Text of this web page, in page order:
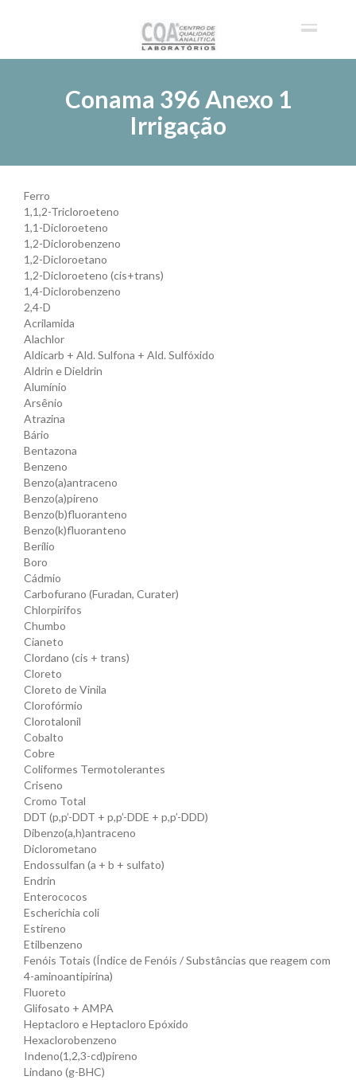
Conama 396 Anexo 1
Irrigação
Ferro
1,1,2-Tricloroeteno
1,1-Dicloroeteno
1,2-Diclorobenzeno
1,2-Dicloroetano
1,2-Dicloroeteno (cis+trans)
1,4-Diclorobenzeno
2,4-D
Acrilamida
Alachlor
Aldicarb + Ald. Sulfona + Ald. Sulfóxido
Aldrin e Dieldrin
Alumínio
Arsênio
Atrazina
Bário
Bentazona
Benzeno
Benzo(a)antraceno
Benzo(a)pireno
Benzo(b)fluoranteno
Benzo(k)fluoranteno
Berílio
Boro
Cádmio
Carbofurano (Furadan, Curater)
Chlorpirifos
Chumbo
Cianeto
Clordano (cis + trans)
Cloreto
Cloreto de Vinila
Clorofórmio
Clorotalonil
Cobalto
Cobre
Coliformes Termotolerantes
Criseno
Cromo Total
DDT (p,p’-DDT + p,p’-DDE + p,p’-DDD)
Dibenzo(a,h)antraceno
Diclorometano
Endossulfan (a + b + sulfato)
Endrin
Enterococos
Escherichia coli
Estireno
Etilbenzeno
Fenóis Totais (Índice de Fenóis / Substâncias que reagem com
4-aminoantipirina)
Fluoreto
Glifosato + AMPA
Heptacloro e Heptacloro Epóxido
Hexaclorobenzeno
Indeno(1,2,3-cd)pireno
Lindano (g-BHC)